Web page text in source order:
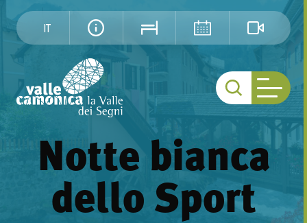
IT
Notte bianca
dello Sport